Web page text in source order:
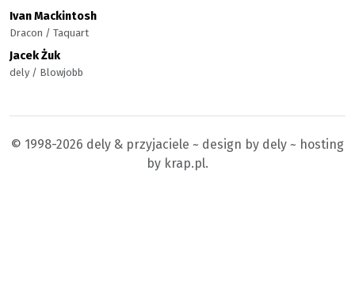
Ivan Mackintosh
Dracon / Taquart
Jacek Żuk
dely / Blowjobb
© 1998-2026 dely & przyjaciele ~ design by dely ~ hosting
by krap.pl.